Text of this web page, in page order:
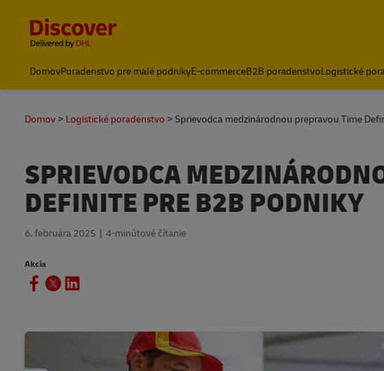
DomovPoradenstvo pre malé podnikyE-commerceB2B poradenstvoLogistické
Domov Logistické poradenstvo Sprievodca medzinárodnou prepravou Time
SPRIEVODCA
DEFINITE PRE B2B PODNIKY
6. februára 2025 4-minútové čítanie
Akcia